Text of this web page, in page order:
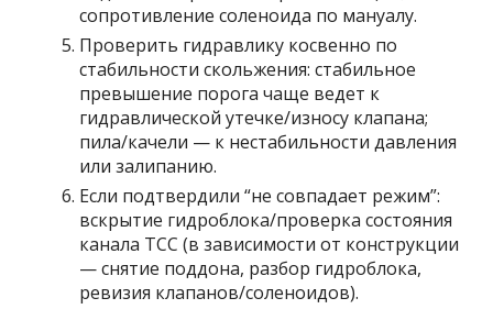
сопротивление соленоида по мануалу.
Проверить гидравлику косвенно по
стабильности скольжения: стабильное
превышение порога чаще ведет к
гидравлической утечке/износу клапана;
пила/качели — к нестабильности давления
или залипанию.
Если подтвердили “не совпадает режим”:
вскрытие гидроблока/проверка состояния
канала TCC (в зависимости от конструкции
— снятие поддона, разбор гидроблока,
ревизия клапанов/соленоидов).